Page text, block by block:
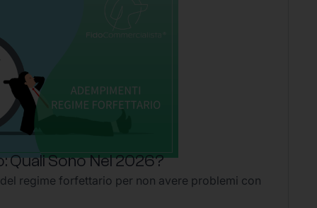
Sono Nel 2026?
regime forfettario per non avere problemi con